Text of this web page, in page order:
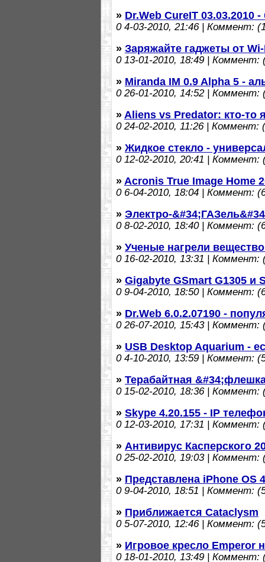
» Dr.Web CureIT 03.03.2010
04-03-2010, 21:46 | Коммент:
» Заряжайте гаджеты от
013-01-2010, 18:49 | Коммент:
» Miranda IM 0.9 Alpha 5 -
026-01-2010, 14:52 | Коммент:
» Aliens vs Predator: кто-то
024-02-2010, 11:26 | Коммент:
» Жидкое стекло -
012-02-2010, 20:41 | Коммент:
» Acronis True Image Home
06-04-2010, 18:04 | Коммент:
» Электро-
08-02-2010, 18:40 | Коммент:
» Ученые нагрели
016-02-2010, 13:31 | Коммент:
» Gigabyte GSmart G1305 и
09-04-2010, 18:50 | Коммент:
» Dr.Web 6.0.2.07190 -
026-07-2010, 15:43 | Коммент:
» USB Desktop Aquarium -
04-10-2010, 13:59 | Коммент:
» Терабайтная
015-02-2010, 18:36 | Коммент:
» Skype 4.20.155 - IP
012-03-2010, 17:31 | Коммент:
» Антивирус Касперского
025-02-2010, 19:03 | Коммент:
» Представлена iPhone OS 4
09-04-2010, 18:51 | Коммент:
» Приближается Cataclysm
05-07-2010, 12:46 | Коммент:
» Игровое кресло Emperor
018-01-2010, 13:49 | Коммент: